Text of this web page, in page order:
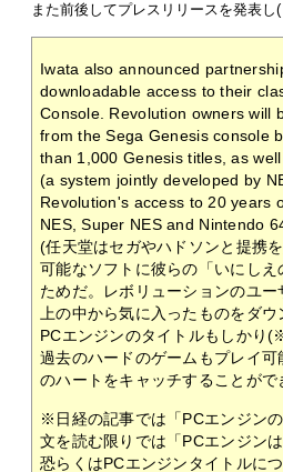
また前後してプレスリリースを発表し(
Iwata also announced
downloadable access to their
Console. Revolution owners will
from the Sega Genesis console
than 1,000 Genesis titles, as
(a system jointly developed by
Revolution's access to 20 years
NES, Super NES and Nintendo
(任天堂はセガやハドソンと提携
可能なソフトに彼らの「いにし
ためだ。レボリューションのユ
上の中から気に入ったものをダ
PCエンジンのタイトルもしかり
過去のハードのゲームもプレイ
のハートをキャッチすることがで
※日経の記事では「PCエンジン
文を読む限りでは「PCエンジン
恐らくはPCエンジンタイトルに